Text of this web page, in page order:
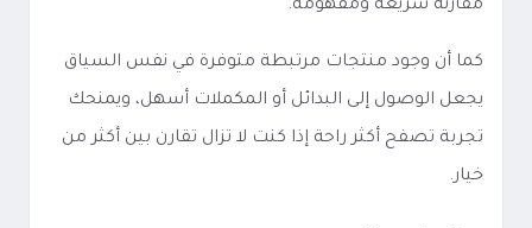
مقارنة سريعة ومفهومة.
كما أن وجود منتجات مرتبطة متوفرة في نفس السياق
يجعل الوصول إلى البدائل أو المكملات أسهل، ويمنحك
تجربة تصفح أكثر راحة إذا كنت لا تزال تقارن بين أكثر من
خيار.